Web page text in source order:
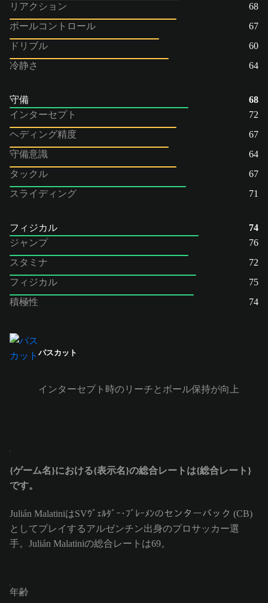
リアクション
68
ボールコントロール
67
ドリブル
60
冷静さ
64
守備
68
インターセプト
72
ヘディング精度
67
守備意識
64
タックル
67
スライディング
71
フィジカル
74
ジャンプ
76
スタミナ
72
フィジカル
75
積極性
74
パスカット
インターセプト時のリーチとボール保持が向上
{ゲーム名}における{表示名}の総合レートは{総合レート}
です。
Julián MalatiniはSVｳﾞｪﾙﾀﾞｰ･ﾌﾞﾚｰﾒﾝのセンターバック (CB)
としてプレイするアルゼンチン出身のプロサッカー選
手。Julián Malatiniの総合レートは69。
年齢